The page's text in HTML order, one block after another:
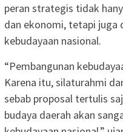
peran strategis tidak
dan ekonomi, tetapi juga
kebudayaan nasional.
“Pembangunan
Karena itu, silaturahmi
sebab proposal tertulis
budaya daerah akan